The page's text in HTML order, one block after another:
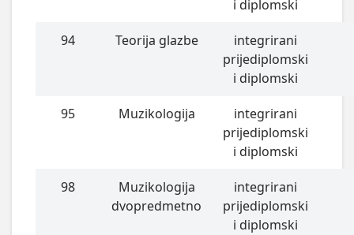
i diplomski
94 Teorija glazbe
integrirani
prijediplomski
i diplomski
95 Muzikologija
integrirani
prijediplomski
i diplomski
98
Muzikologija
dvopredmetno
integrirani
prijediplomski
i diplomski